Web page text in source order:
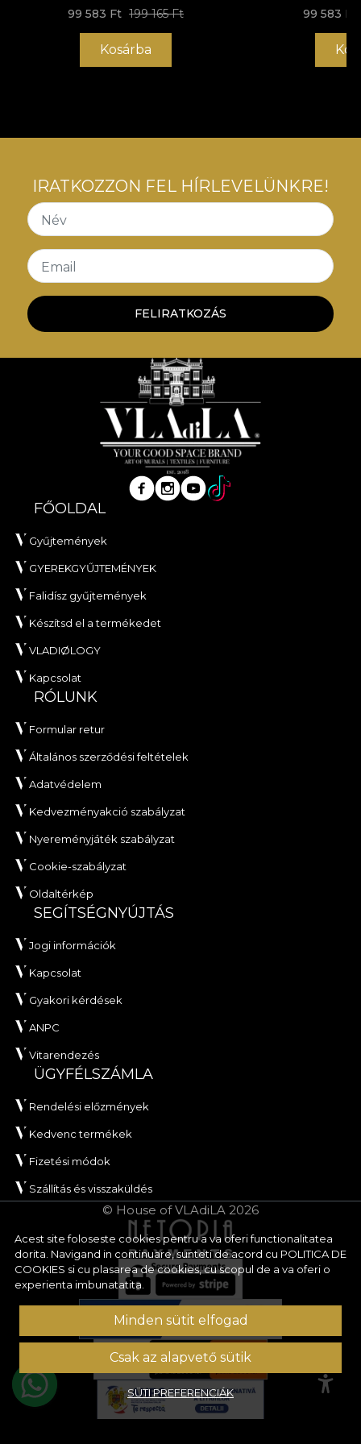
átalakítási folyamatot, amely megfelel a
99 583 Ft 199 165 Ft
Kosárba
99 583 Ft
Acest site foloseste cookies pentru a va oferi functionalitatea
dorita. Navigand in continuare, sunteti de acord cu POLITICA DE
COOKIES si cu plasarea de cookies, cu scopul de a va oferi o
experienta imbunatatita.
Minden sütit elfogad
Csak az alapvető sütik
SÜTI PREFERENCIÁK
IRATKOZZON FEL HÍRLEVELÜNKRE!
Név
Email
FELIRATKOZÁS
FŐOLDAL
Gyűjtemények
GYEREKGYŰJTEMÉNYEK
Falidísz gyűjtemények
Készítsd el a termékedet
VLADIØLOGY
Kapcsolat
RÓLUNK
Formular retur
Általános szerződési feltételek
Adatvédelem
Kedvezményakció szabályzat
Nyereményjáték szabályzat
Cookie-szabályzat
Oldaltérkép
SEGÍTSÉGNYÚJTÁS
Jogi információk
Kapcsolat
Gyakori kérdések
ANPC
Vitarendezés
ÜGYFÉLSZÁMLA
Rendelési előzmények
Kedvenc termékek
Fizetési módok
Szállítás és visszaküldés
© House of VLAdiLA 2026